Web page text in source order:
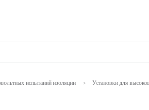
испытаний изоляции > Установки для